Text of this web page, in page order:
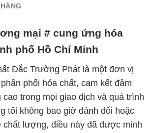
mại # cung ứng hóa
phố Hồ Chí Minh
Đắc Trường Phát là một đơn vị
phối hóa chất, cam kết đảm
trong mọi giao dịch và quá trình
tôi không bao giờ đánh đổi hoặc
chất lượng, điều này đã được minh